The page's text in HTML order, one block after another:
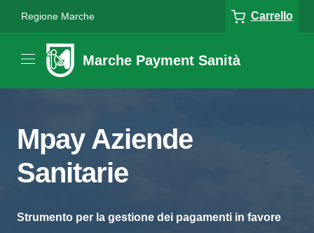
Regione Marche Carrello
Marche Payment Sanità
Mpay Aziende
Sanitarie
Strumento per la gestione dei pagamenti in favore